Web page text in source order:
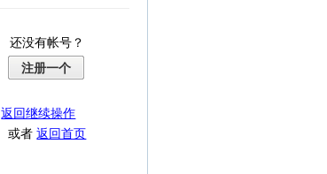
还没有帐号？
注册一个
返回继续操作
或者返回首页